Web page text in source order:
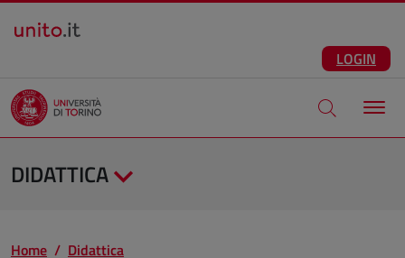
Salta al contenuto principale
LOGIN
Apri modale
DIDATTICA
Home Didattica